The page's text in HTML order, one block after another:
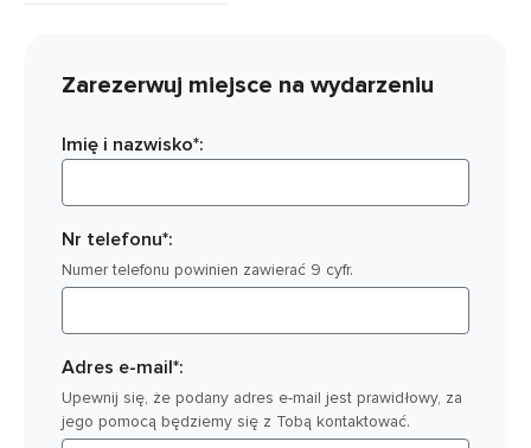
Zarezerwuj miejsce na wydarzeniu
Imię i nazwisko*:
Nr telefonu*:
Numer telefonu powinien zawierać 9 cyfr.
Adres e-mail*:
Upewnij się, że podany adres e-mail jest prawidłowy, za
jego pomocą będziemy się z Tobą kontaktować.